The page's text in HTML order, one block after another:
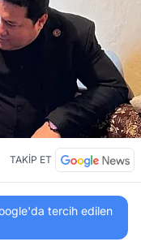
TAKİP ET
tercih edilen